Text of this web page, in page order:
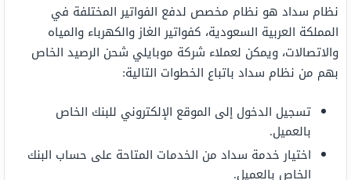
نظام سداد هو نظام مخصص لدفع الفواتير المختلفة في
المملكة العربية السعودية، كفواتير الغاز والكهرباء والمياه
والاتصالات، ويمكن لعملاء شركة موبايلي شحن الرصيد الخاص
بهم من نظام سداد باتباع الخطوات التالية:
تسجيل الدخول إلى الموقع الإلكتروني للبنك الخاص
بالعميل.
اختيار خدمة سداد من الخدمات المتاحة على حساب البنك
الخاص بالعميل.